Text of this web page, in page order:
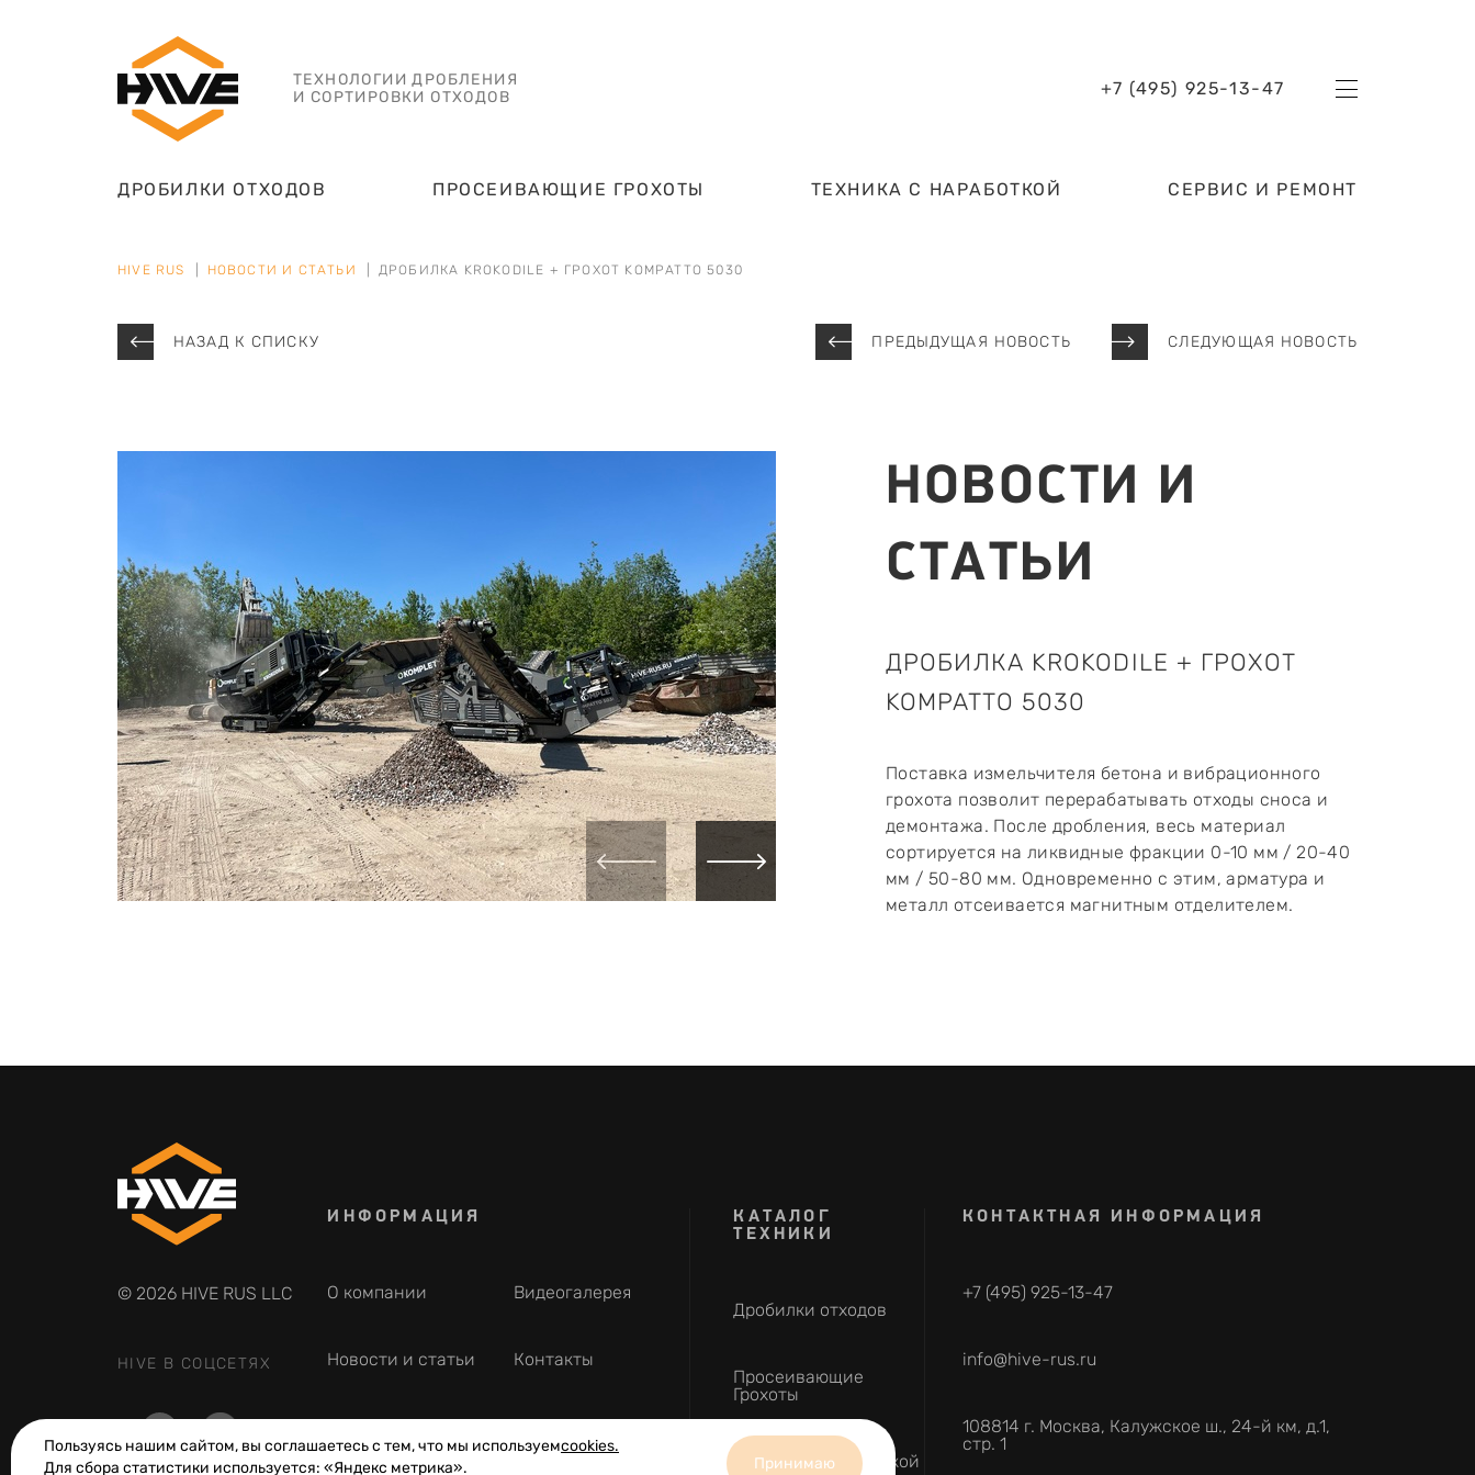
ТЕХНОЛОГИИ ДРОБЛЕНИЯ
И СОРТИРОВКИ ОТХОДОВ
+7 (495) 925-13-47
ДРОБИЛКИ ОТХОДОВ ПРОСЕИВАЮЩИЕ ГРОХОТЫ ТЕХНИКА С НАРАБОТКОЙ СЕРВИС И РЕМОНТ
HIVE RUS НОВОСТИ И СТАТЬИ ДРОБИЛКА KROKODILE + ГРОХОТ KOMPATTO 5030
НАЗАД К СПИСКУ ПРЕДЫДУЩАЯ НОВОСТЬ СЛЕДУЮЩАЯ НОВОСТЬ
НОВОСТИ И
СТАТЬИ
ДРОБИЛКА KROKODILE + ГРОХОТ
KOMPATTO 5030
Поставка измельчителя бетона и вибрационного
грохота позволит перерабатывать отходы сноса и
демонтажа. После дробления, весь материал
сортируется на ликвидные фракции 0-10 мм / 20-40
мм / 50-80 мм. Одновременно с этим, арматура и
металл отсеивается магнитным отделителем.
© 2026 HIVE RUS LLC
HIVE В СОЦСЕТЯХ
ИНФОРМАЦИЯ
О компании
Новости и статьи
Фотогалерея
Видеогалерея
Контакты
КАТАЛОГ
ТЕХНИКИ
Дробилки отходов
Просеивающие
Грохоты
Техника с наработкой
КОНТАКТНАЯ ИНФОРМАЦИЯ
+7 (495) 925-13-47
info@hive-rus.ru
108814 г. Москва, Калужское ш., 24-й км, д.1,
стр. 1
Пользуясь нашим сайтом, вы соглашаетесь с тем, что мы используемcookies.
Для сбора статистики используется: «Яндекс метрика».
Принимаю